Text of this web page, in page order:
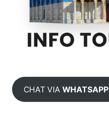
CHAT VIAWHATSAPP